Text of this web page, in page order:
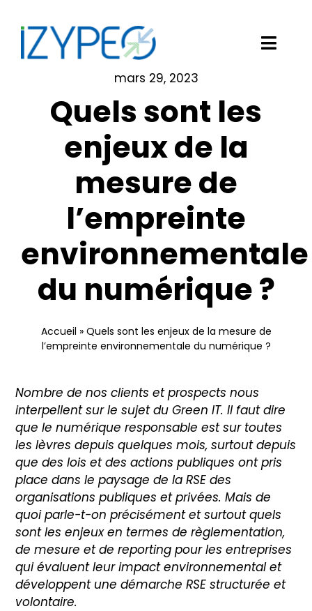
contenu
Blog
Demander une démo
Nous contacter
mars 29, 2023
Quels sont les
enjeux de la
mesure de
l’empreinte
environnementale
du numérique ?
Accueil » Quels sont les enjeux de la mesure de
l’empreinte environnementale du numérique ?
Nombre de nos clients et prospects nous
interpellent sur le sujet du Green IT. Il faut dire
que le numérique responsable est sur toutes
les lèvres depuis quelques mois, surtout depuis
que des lois et des actions publiques ont pris
place dans le paysage de la RSE des
organisations publiques et privées. Mais de
quoi parle-t-on précisément et surtout quels
sont les enjeux en termes de règlementation,
de mesure et de reporting pour les entreprises
qui évaluent leur impact environnemental et
développent une démarche RSE structurée et
volontaire.